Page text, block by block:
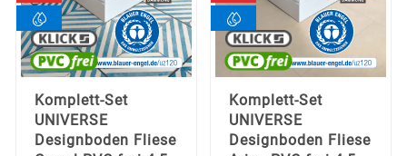
Komplett-Set
UNIVERSE
Designboden Fliese
Komplett-Set
UNIVERSE
Designboden Fliese